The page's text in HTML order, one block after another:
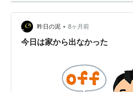
昨日の泥 • 8ヶ月前
今日は家から出なかった